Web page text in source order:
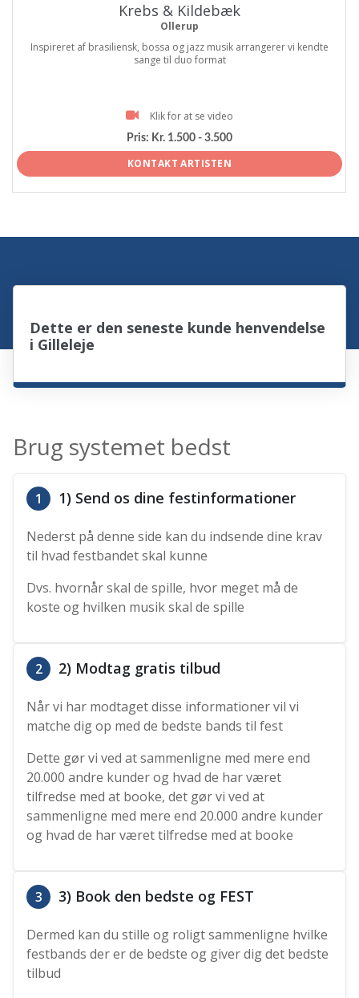
Krebs & Kildebæk
Ollerup
Inspireret af brasiliensk, bossa og jazz musik arrangerer vi kendte
sange til duo format
Klik for at se video
Pris: Kr. 1.500 - 3.500
KONTAKT ARTISTEN
Dette er den seneste kunde henvendelse
i Gilleleje
Brug systemet bedst
1 1) Send os dine festinformationer
Nederst på denne side kan du indsende dine krav
til hvad festbandet skal kunne
Dvs. hvornår skal de spille, hvor meget må de
koste og hvilken musik skal de spille
2 2) Modtag gratis tilbud
Når vi har modtaget disse informationer vil vi
matche dig op med de bedste bands til fest
Dette gør vi ved at sammenligne med mere end
20.000 andre kunder og hvad de har været
tilfredse med at booke, det gør vi ved at
sammenligne med mere end 20.000 andre kunder
og hvad de har været tilfredse med at booke
3 3) Book den bedste og FEST
Dermed kan du stille og roligt sammenligne hvilke
festbands der er de bedste og giver dig det bedste
tilbud